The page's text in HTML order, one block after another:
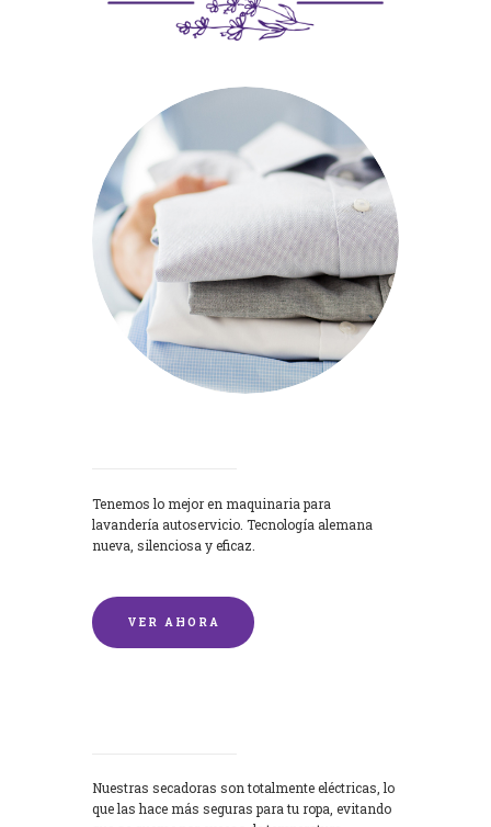
Tenemos lo mejor en maquinaria para
lavandería autoservicio. Tecnología alemana
nueva, silenciosa y eficaz.
VER AHORA
Nuestras secadoras son totalmente eléctricas, lo
que las hace más seguras para tu ropa, evitando